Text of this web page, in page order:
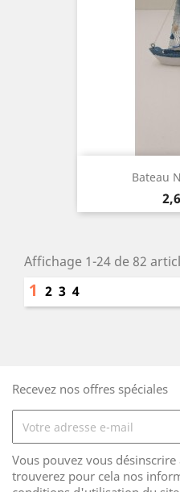
Bateau
Affichage 1-24 de 82
1 2 3 4
Recevez nos offres spéciales
Vous pouvez vous
trouverez pour cela nos